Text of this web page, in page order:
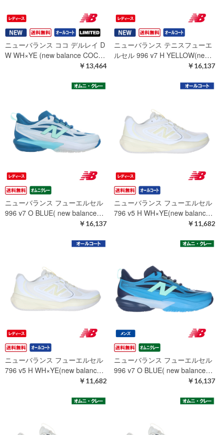
ニューバランス ココ デルレイ D
W WH×YE (new balance COC…
￥13,464
ニューバランス テニスフューエ
ルセル 996 v7 H YELLOW(ne…
￥16,137
ニューバランス フューエルセル
996 v7 O BLUE( new balance…
￥16,137
ニューバランス フューエルセル
796 v5 H WH×YE(new balanc…
￥11,682
ニューバランス フューエルセル
796 v5 H WH×YE(new balanc…
￥11,682
ニューバランス フューエルセル
996 v7 O BLUE( new balance…
￥16,137